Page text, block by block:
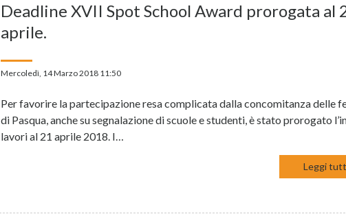
Deadline XVII Spot School Award prorogata al
aprile.
Mercoledì, 14 Marzo 2018 11:50
Per favorire la partecipazione resa complicata dalla concomitanza delle
di Pasqua, anche su segnalazione di scuole e studenti, è stato prorogato
lavori al 21 aprile 2018. I…
Leggi